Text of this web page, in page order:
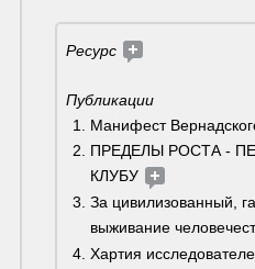
Ресурс
Публикации
Манифест
ПРЕДЕЛЫ РОСТА -
КЛУБУ
За цивилизованный,
выживание
Хартия